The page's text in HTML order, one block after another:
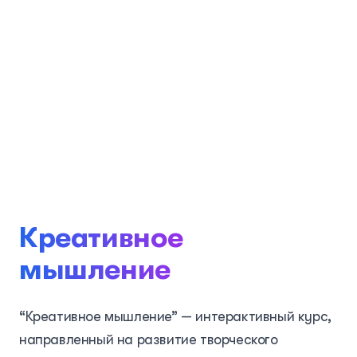
Креативное
мышление
“Креативное мышление” — интерактивный курс,
направленный на развитие творческого